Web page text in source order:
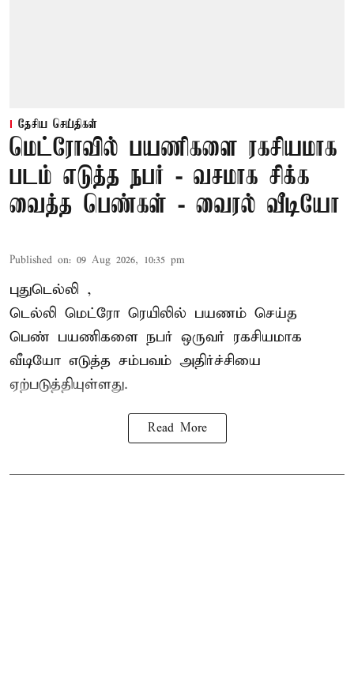
தேசிய செய்திகள்
மெட்ரோவில் பயணிகளை ரகசியமாக
படம் எடுத்த நபர் - வசமாக சிக்க
வைத்த பெண்கள் - வைரல் வீடியோ
Published on: 09 Aug 2026, 10:35 pm
புதுடெல்லி ,
டெல்லி மெட்ரோ ரெயிலில் பயணம் செய்த
பெண் பயணிகளை நபர் ஒருவர் ரகசியமாக
வீடியோ எடுத்த சம்பவம் அதிர்ச்சியை
ஏற்படுத்தியுள்ளது.
Read More